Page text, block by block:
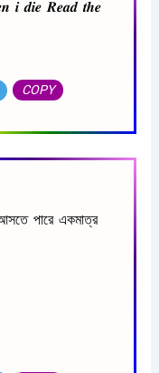
𝒊 𝒅𝒊𝒆 𝑹𝒆𝒂𝒅 𝒕𝒉𝒆
COPY
আসতে পারে একমাত্র